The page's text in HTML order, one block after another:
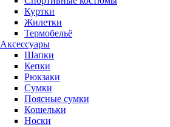
Куртки
Жилетки
Термобельё
Аксессуары
Шапки
Кепки
Рюкзаки
Сумки
Поясные сумки
Кошельки
Носки